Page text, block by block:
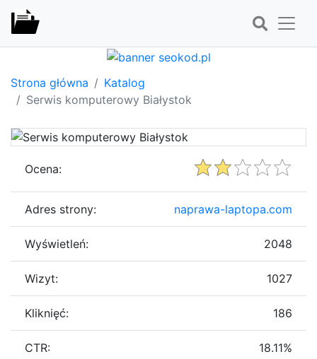
Strona główna
Katalog
Serwis komputerowy Białystok
Ocena:
Adres strony: naprawa-laptopa.com
Wyświetleń: 2048
Wizyt: 1027
Kliknięć: 186
CTR: 18.11%